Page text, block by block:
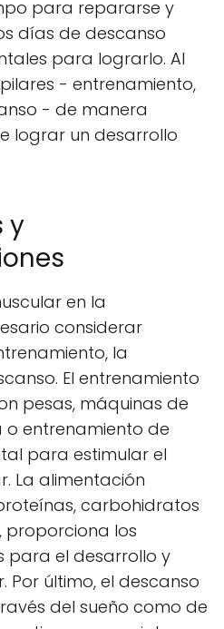
para repararse y
días de descanso
para lograrlo. Al
- entrenamiento,
- de manera
lograr un desarrollo
y
en la
considerar
la
El entrenamiento
pesas, máquinas de
o entrenamiento de
para estimular el
La alimentación
carbohidratos
proporciona los
para el desarrollo y
Por último, el descanso
del sueño como de